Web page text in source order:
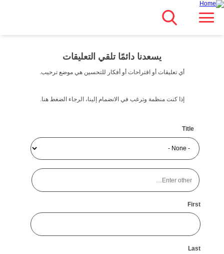
انتقل
يسعدنا دائمًا تلقي التعليقات
أي تعليقات أو اقتراحات أو أفكار للتحسين هي موضع ترحيب.
إذا كنت منظمة وترغب في الانضمام إلينا، الرجاء الضغط هنا.
Title
Title
Enter
other…
First
Last